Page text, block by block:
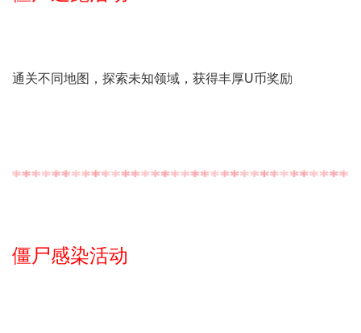
通关不同地图，探索未知领域，获得丰厚U币奖励
僵尸感染活动